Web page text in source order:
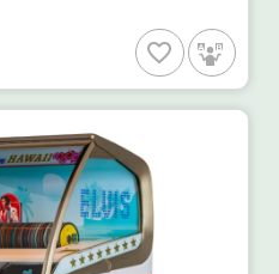
favorite_border